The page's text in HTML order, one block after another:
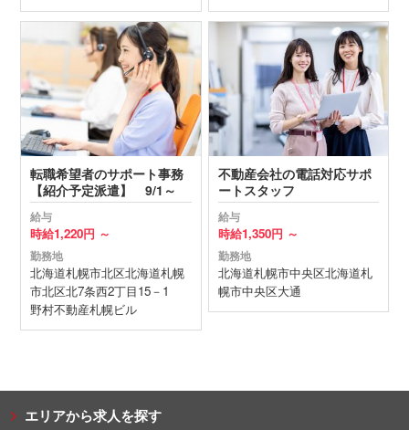
転職希望者のサポート事務
【紹介予定派遣】 9/1～
給与
時給1,220円 ～
勤務地
北海道札幌市北区北海道札幌
市北区北7条西2丁目15－1
野村不動産札幌ビル
不動産会社の電話対応サポ
ートスタッフ
給与
時給1,350円 ～
勤務地
北海道札幌市中央区北海道札
幌市中央区大通
エリアから求人を探す